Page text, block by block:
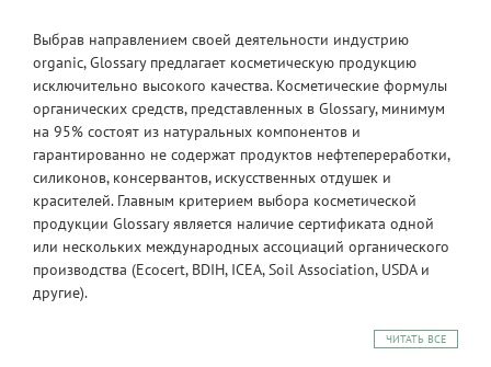
Выбрав направлением своей деятельности индустрию
organic, Glossary предлагает косметическую продукцию
исключительно высокого качества. Косметические формулы
органических средств, представленных в Glossary, минимум
на 95% состоят из натуральных компонентов и
гарантированно не содержат продуктов нефтепереработки,
силиконов, консервантов, искусственных отдушек и
красителей. Главным критерием выбора косметической
продукции Glossary является наличие сертификата одной
или нескольких международных ассоциаций органического
производства (Ecocert, BDIH, ICEA, Soil Association, USDA и
другие).
ЧИТАТЬ ВСЕ